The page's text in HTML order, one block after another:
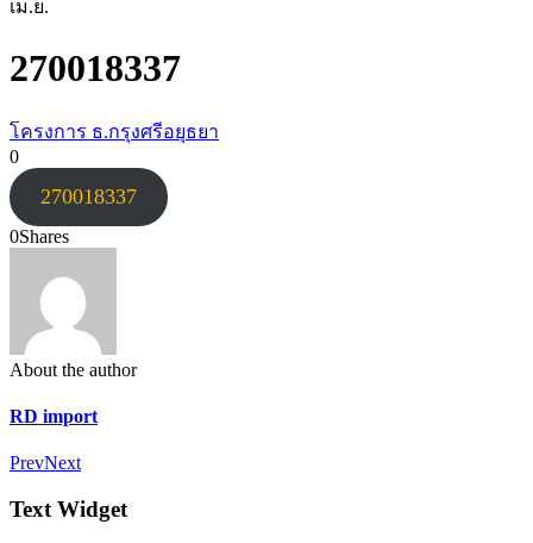
เม.ย.
270018337
โครงการ ธ.กรุงศรีอยุธยา
0
270018337
0Shares
About the author
RD import
PrevNext
Text Widget